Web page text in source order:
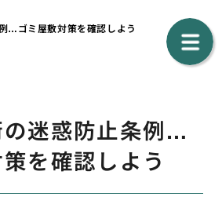
…ゴミ屋敷対策を確認しよう
迷惑防止条例…
を確認しよう